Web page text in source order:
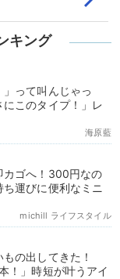
キング
って叫んじゃっ
このタイプ！」レ
海原藍
カゴへ！300円なの
運びに便利なミニ
michill ライフスタイル
の出してきた！
！」時短が叶うアイ